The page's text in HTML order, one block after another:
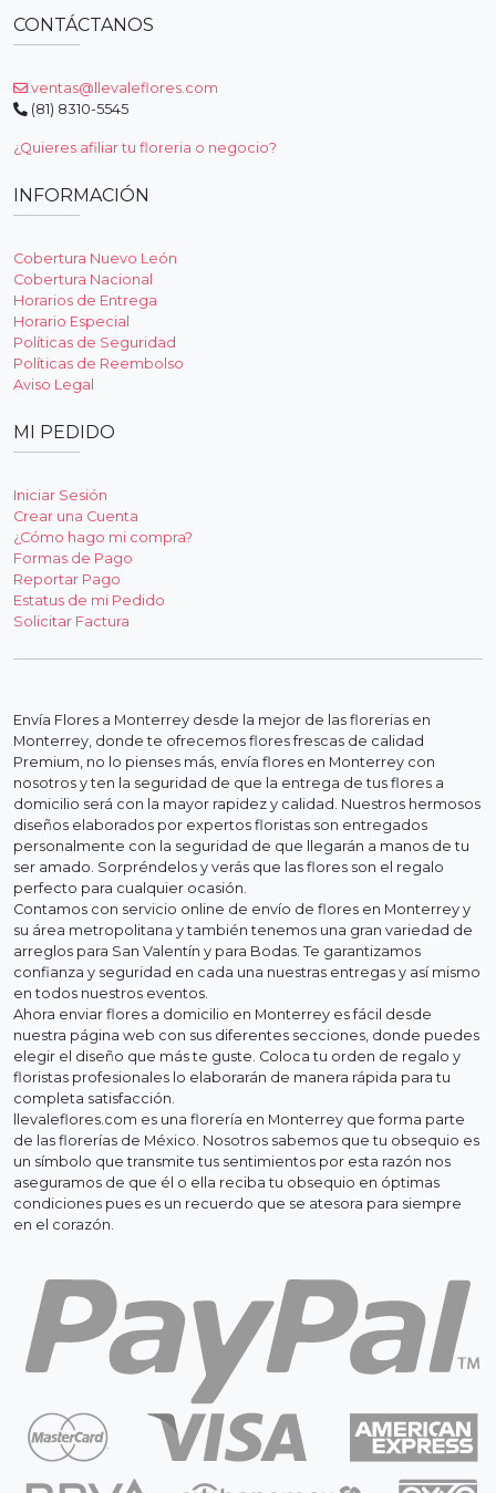
CONTÁCTANOS
ventas@llevaleflores.com
(81) 8310-5545
¿Quieres afiliar tu floreria o negocio?
INFORMACIÓN
Cobertura Nuevo León
Cobertura Nacional
Horarios de Entrega
Horario Especial
Políticas de Seguridad
Políticas de Reembolso
Aviso Legal
MI PEDIDO
Iniciar Sesión
Crear una Cuenta
¿Cómo hago mi compra?
Formas de Pago
Reportar Pago
Estatus de mi Pedido
Solicitar Factura
Envía Flores a Monterrey desde la mejor de las florerias en
Monterrey, donde te ofrecemos flores frescas de calidad
Premium, no lo pienses más, envía flores en Monterrey con
nosotros y ten la seguridad de que la entrega de tus flores a
domicilio será con la mayor rapidez y calidad. Nuestros hermosos
diseños elaborados por expertos floristas son entregados
personalmente con la seguridad de que llegarán a manos de tu
ser amado. Sorpréndelos y verás que las flores son el regalo
perfecto para cualquier ocasión.
Contamos con servicio online de envío de flores en Monterrey y
su área metropolitana y también tenemos una gran variedad de
arreglos para San Valentín y para Bodas. Te garantizamos
confianza y seguridad en cada una nuestras entregas y así mismo
en todos nuestros eventos.
Ahora enviar flores a domicilio en Monterrey es fácil desde
nuestra página web con sus diferentes secciones, donde puedes
elegir el diseño que más te guste. Coloca tu orden de regalo y
floristas profesionales lo elaborarán de manera rápida para tu
completa satisfacción.
llevaleflores.com es una florería en Monterrey que forma parte
de las florerías de México. Nosotros sabemos que tu obsequio es
un símbolo que transmite tus sentimientos por esta razón nos
aseguramos de que él o ella reciba tu obsequio en óptimas
condiciones pues es un recuerdo que se atesora para siempre
en el corazón.